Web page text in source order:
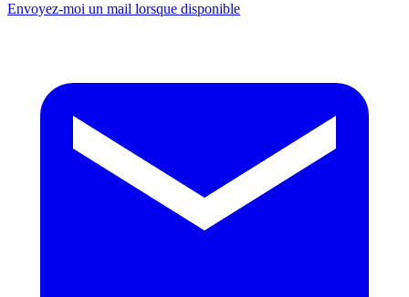
Envoyez-moi un mail lorsque disponible